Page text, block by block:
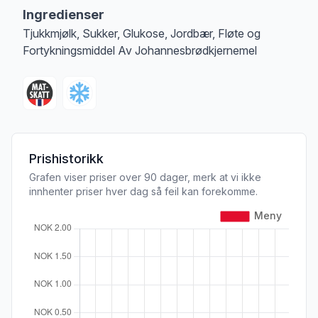
Ingredienser
Tjukkmjølk, Sukker, Glukose, Jordbær, Fløte og
Fortykningsmiddel Av Johannesbrødkjernemel
Prishistorikk
Grafen viser priser over 90 dager, merk at vi ikke
innhenter priser hver dag så feil kan forekomme.